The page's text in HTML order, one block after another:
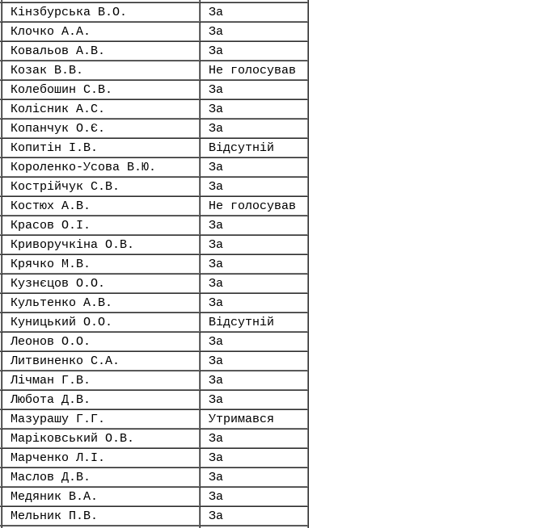
Кінзбурська В.О.
За
Клочко А.А.
За
Ковальов А.В.
За
Козак В.В.
Не голосував
Колебошин С.В.
За
Колісник А.С.
За
Копанчук О.Є.
За
Копитін І.В.
Відсутній
Короленко-Усова В.Ю.
За
Кострійчук С.В.
За
Костюх А.В.
Не голосував
Красов О.І.
За
Криворучкіна О.В.
За
Крячко М.В.
За
Кузнєцов О.О.
За
Культенко А.В.
За
Куницький О.О.
Відсутній
Леонов О.О.
За
Литвиненко С.А.
За
Лічман Г.В.
За
Любота Д.В.
За
Мазурашу Г.Г.
Утримався
Маріковський О.В.
За
Марченко Л.І.
За
Маслов Д.В.
За
Медяник В.А.
За
Мельник П.В.
За